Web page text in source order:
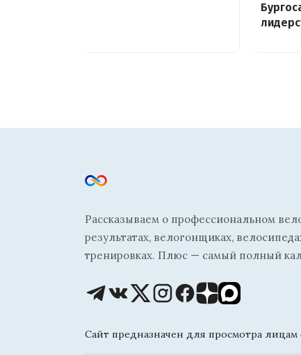
Рассказываем о профессиональном
результатах, велогонщиках,
тренировках. Плюс — самый полный
Сайт предназначен для просмотра лицам